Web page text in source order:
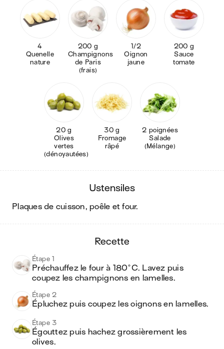
4
Quenelle
nature
200 g
Champignons
de Paris
(frais)
1/2
Oignon
jaune
200 g
Sauce
tomate
20 g
Olives
vertes
(dénoyautées)
30 g
Fromage
râpé
2 poignées
Salade
(Mélange)
ustensiles
plaques de cuisson, poêle et four.
recette
Étape 1
Préchauffez le four à 180°C. Lavez puis
coupez les champignons en lamelles.
Étape 2
Épluchez puis coupez les oignons en lamelles.
Étape 3
Égouttez puis hachez grossièrement les
olives.